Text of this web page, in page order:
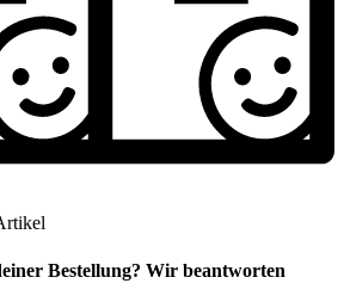
Bestellung? Wir beantworten